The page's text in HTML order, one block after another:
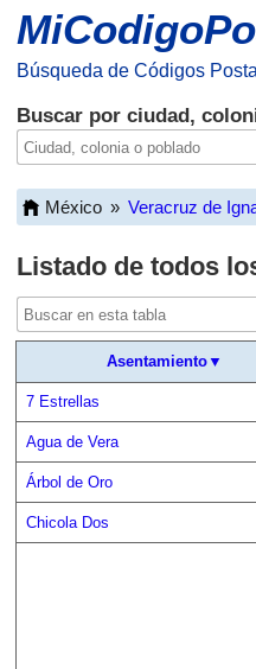
Búsqueda de Códigos
Buscar por ciudad,
México » Veracruz de
Listado de todos
Asentamiento▼
7 Estrellas
Agua de Vera
Árbol de Oro
Chicola Dos